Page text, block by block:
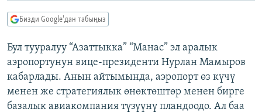
ЭКСПЕРТТЕР ТАЛДАЙТ
БИЗ ЖАНА ДҮЙНӨ
ДАНИСТЕ
ЭЖЕ-СИҢДИЛЕР
ӨЗГӨЧӨ ПИКИР
Русский
ОНЛАЙН ШЕРИНЕ
Бизди Google'дан табыңыз
Бул тууралуу “Азаттыкка” “Манас” эл аралык
аэропортунун вице-президенти Нурлан Мамыров
кабарлады. Анын айтымында, аэропорт өз күчү
менен же стратегиялык өнөктөштөр менен бирге
базалык авиакомпания түзүүнү пландоодо. Ал баа